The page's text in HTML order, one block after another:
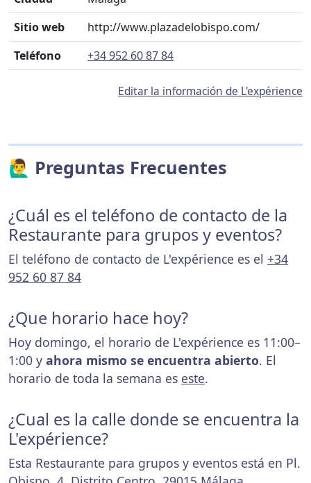
Sitio web
http://www.plazadelobispo.com/
Teléfono
+34 952 60 87 84
Editar la información de L'expérience
🙋‍♂️ Preguntas Frecuentes
¿Cuál es el teléfono de contacto de la
Restaurante para grupos y eventos?
El teléfono de contacto de L'expérience es el +34
952 60 87 84
¿Que horario hace hoy?
Hoy domingo, el horario de L'expérience es 11:00–
1:00 y ahora mismo se encuentra abierto. El
horario de toda la semana es este.
¿Cual es la calle donde se encuentra la
L'expérience?
Esta Restaurante para grupos y eventos está en Pl.